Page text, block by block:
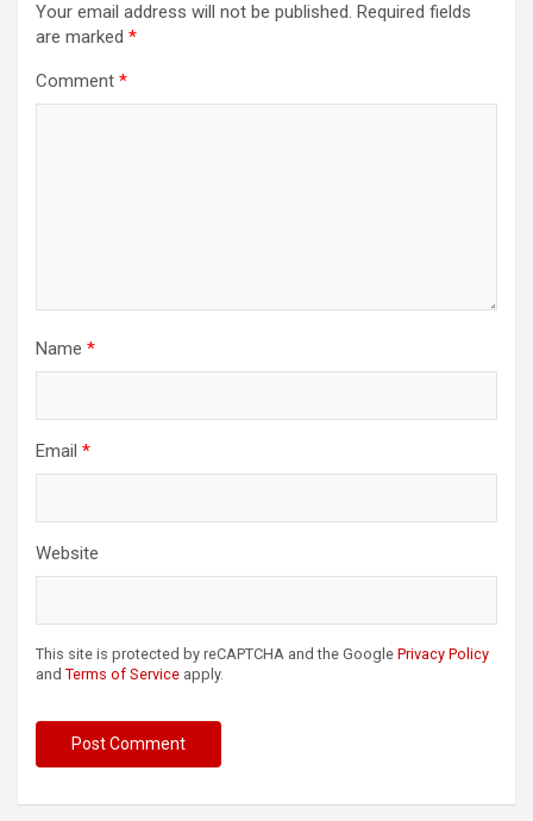
Your email address will not be published. Required fields
are marked *
Comment *
Name *
Email *
Website
This site is protected by reCAPTCHA and the Google Privacy Policy
and Terms of Service apply.